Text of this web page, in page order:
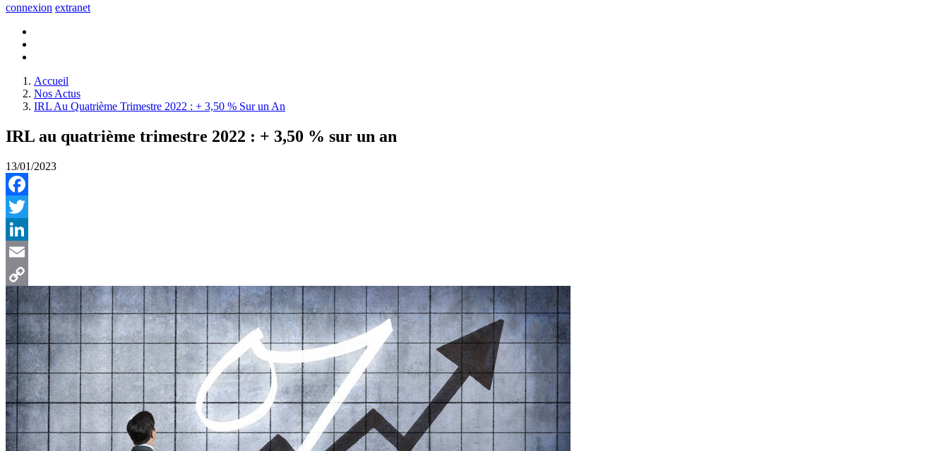
connexion extranet
Accueil
Nos Actus
IRL Au Quatrième Trimestre 2022 : + 3,50 % Sur un An
IRL au quatrième trimestre 2022 : + 3,50 % sur un an
13/01/2023
Facebook
Twitter
LinkedIn
Email
Copy
Link